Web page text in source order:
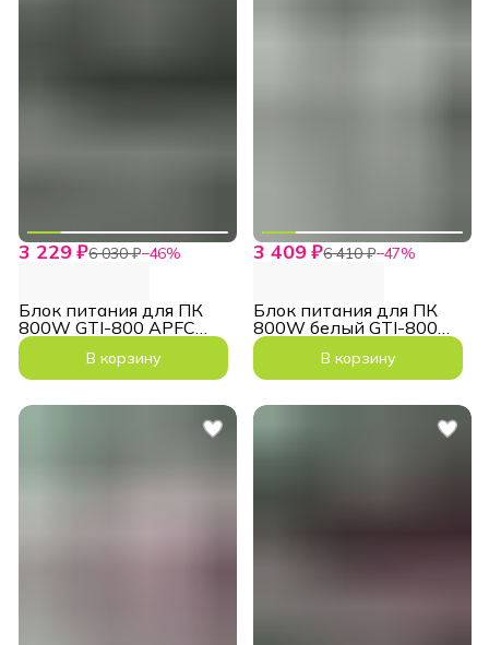
3 229 ₽6 030 ₽−46%
Блок питания для ПК
800W GTI-800 APFC
ATX 140мм
В корзину
3 409 ₽6 410 ₽−47%
Блок питания для ПК
800W белый GTI-800
ATX 140мм
В корзину